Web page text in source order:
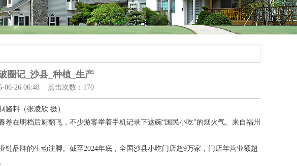
圈记_沙县_种植_生产
06-26 06:48 点击次数：170
酱料（张凌欣 摄）
在明档后厨翻飞，不少游客举着手机记录下这碗“国民小吃”的烟火气。来自福州
品牌的生动注脚。截至2024年底，全国沙县小吃门店超9万家，门店年营业额超